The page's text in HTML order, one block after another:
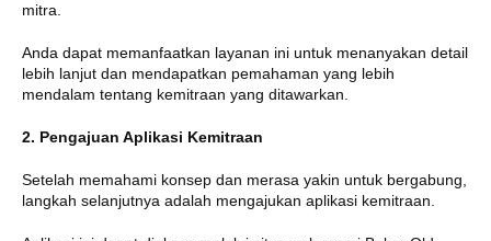
mitra.
Anda dapat memanfaatkan layanan ini untuk menanyakan detail
lebih lanjut dan mendapatkan pemahaman yang lebih
mendalam tentang kemitraan yang ditawarkan.
2. Pengajuan Aplikasi Kemitraan
Setelah memahami konsep dan merasa yakin untuk bergabung,
langkah selanjutnya adalah mengajukan aplikasi kemitraan.